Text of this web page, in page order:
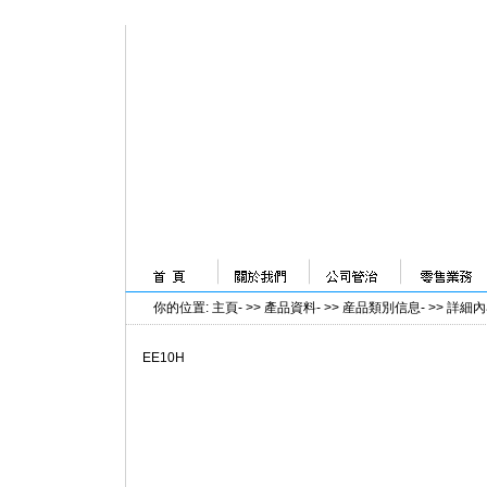
你的位置: 主頁- >> 產品資料- >> 産品類別信息- >> 詳細
EE10H